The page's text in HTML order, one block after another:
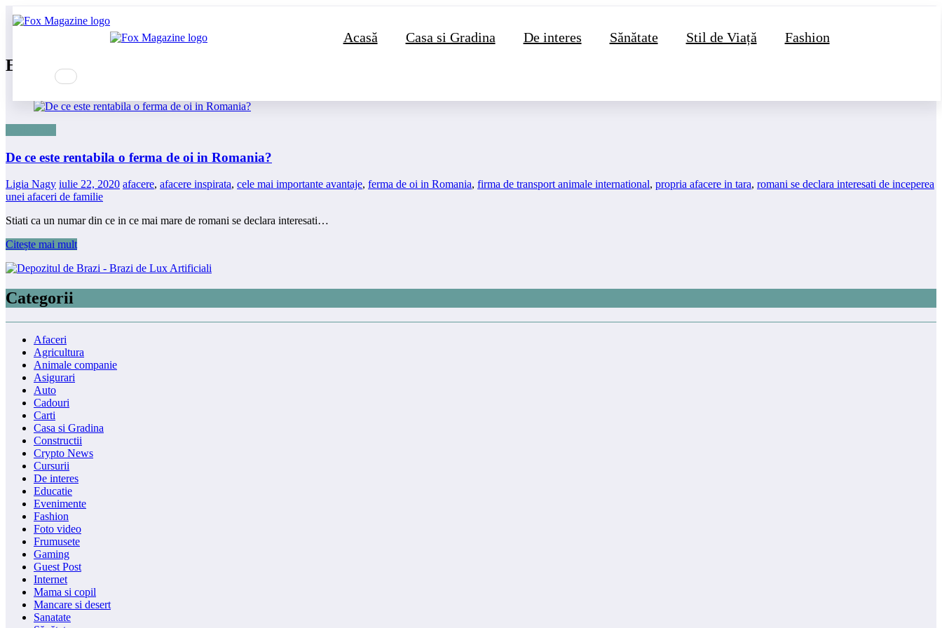
Acasă Casa si Gradina De interes Sănătate Stil de Viață Fashion
Prima pagină
Etichetă: afacere inspirata
De ce este rentabila o ferma de oi in Romania?
Ligia Nagy iulie 22, 2020 afacere, afacere inspirata, cele mai importante avantaje, ferma de oi in Romania, firma de transport animale international, propria afacere in tara, romani se declara interesati de inceperea
unei afaceri de familie
Stiati ca un numar din ce in ce mai mare de romani se declara interesati…
Citește mai mult
Categorii
Afaceri
Agricultura
Animale companie
Asigurari
Auto
Cadouri
Carti
Casa si Gradina
Constructii
Crypto News
Cursurii
De interes
Educatie
Evenimente
Fashion
Foto video
Frumusete
Gaming
Guest Post
Internet
Mama si copil
Mancare si desert
Sanatate